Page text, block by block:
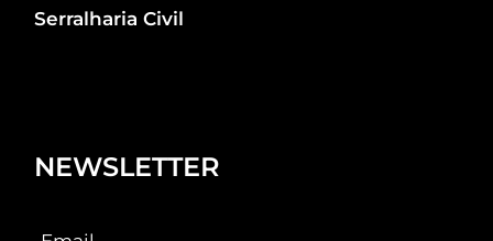
Serralharia Civil
NEWSLETTER